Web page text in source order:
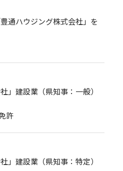
通ハウジング株式会社」を
」建設業（県知事：一般）
許
」建設業（県知事：特定）